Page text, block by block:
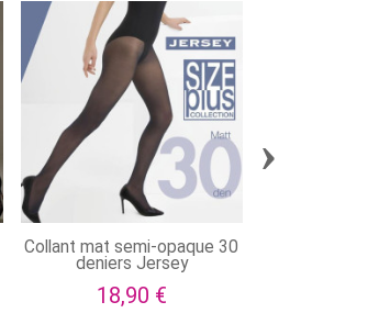
Collant mat semi-opaque 30
deniers Jersey
18,90 €
›